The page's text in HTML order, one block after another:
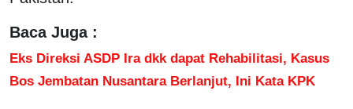
Baca Juga :
Eks Direksi ASDP Ira dkk dapat Rehabilitasi, Kasus
Bos Jembatan Nusantara Berlanjut, Ini Kata KPK